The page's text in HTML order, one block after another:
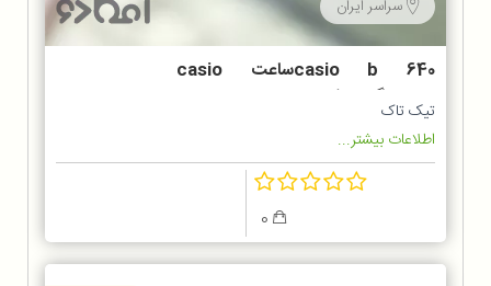
سراسر ایران
casio b 640ساعت casio
b640رنگ مشکی
تیک تاک
اطلاعات بیشتر...